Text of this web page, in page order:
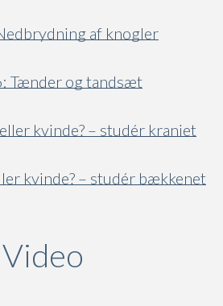
af knogler
Tænder og tandsæt
kvinde? – studér kraniet
kvinde? – studér bækkenet
Video